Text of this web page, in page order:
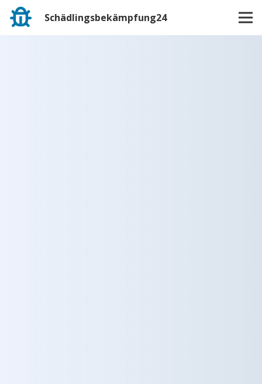
Schädlingsbekämpfung24